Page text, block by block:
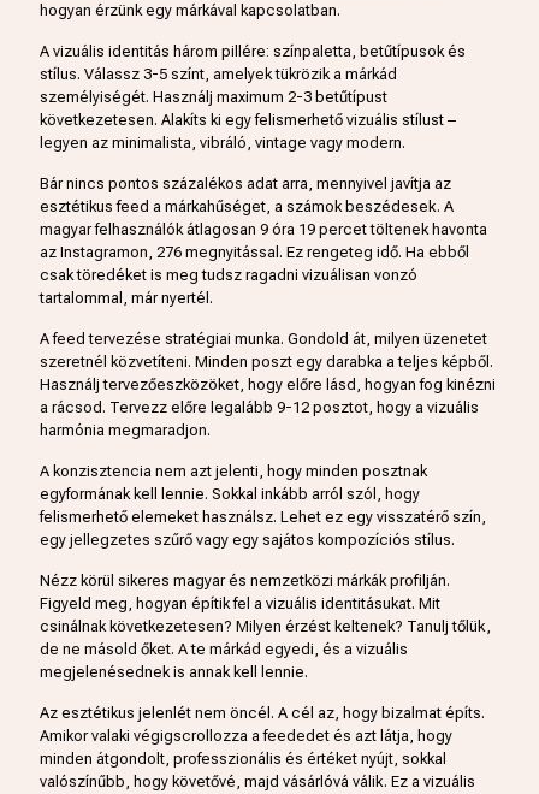
hogyan érzünk egy márkával kapcsolatban.
A vizuális identitás három pillére: színpaletta, betűtípusok és
stílus. Válassz 3-5 színt, amelyek tükrözik a márkád
személyiségét. Használj maximum 2-3 betűtípust
következetesen. Alakíts ki egy felismerhető vizuális stílust –
legyen az minimalista, vibráló, vintage vagy modern.
Bár nincs pontos százalékos adat arra, mennyivel javítja az
esztétikus feed a márkahűséget, a számok beszédesek. A
magyar felhasználók átlagosan 9 óra 19 percet töltenek havonta
az Instagramon, 276 megnyitással. Ez rengeteg idő. Ha ebből
csak töredéket is meg tudsz ragadni vizuálisan vonzó
tartalommal, már nyertél.
A feed tervezése stratégiai munka. Gondold át, milyen üzenetet
szeretnél közvetíteni. Minden poszt egy darabka a teljes képből.
Használj tervezőeszközöket, hogy előre lásd, hogyan fog kinézni
a rácsod. Tervezz előre legalább 9-12 posztot, hogy a vizuális
harmónia megmaradjon.
A konzisztencia nem azt jelenti, hogy minden posztnak
egyformának kell lennie. Sokkal inkább arról szól, hogy
felismerhető elemeket használsz. Lehet ez egy visszatérő szín,
egy jellegzetes szűrő vagy egy sajátos kompozíciós stílus.
Nézz körül sikeres magyar és nemzetközi márkák profilján.
Figyeld meg, hogyan építik fel a vizuális identitásukat. Mit
csinálnak következetesen? Milyen érzést keltenek? Tanulj tőlük,
de ne másold őket. A te márkád egyedi, és a vizuális
megjelenésednek is annak kell lennie.
Az esztétikus jelenlét nem öncél. A cél az, hogy bizalmat építs.
Amikor valaki végigscrollozza a feededet és azt látja, hogy
minden átgondolt, professzionális és értéket nyújt, sokkal
valószínűbb, hogy követővé, majd vásárlóvá válik. Ez a vizuális